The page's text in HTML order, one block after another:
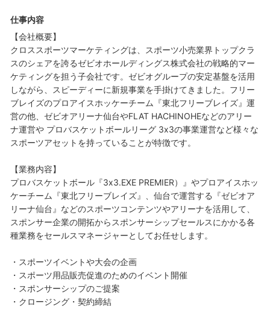
仕事内容
【会社概要】
クロススポーツマーケティングは、スポーツ小売業界トップクラ
スのシェアを誇るゼビオホールディングス株式会社の戦略的マー
ケティングを担う子会社です。ゼビオグループの安定基盤を活用
しながら、スピーディーに新規事業を手掛けてきました。フリー
ブレイズのプロアイスホッケーチーム『東北フリーブレイズ』運
営の他、ゼビオアリーナ仙台やFLAT HACHINOHEなどのアリー
ナ運営や プロバスケットボールリーグ 3x3の事業運営など様々な
スポーツアセットを持っていることが特徴です。
【業務内容】
プロバスケットボール『3x3.EXE PREMIER）』やプロアイスホッ
ケーチーム『東北フリーブレイズ』、仙台で運営する『ゼビオア
リーナ仙台』などのスポーツコンテンツやアリーナを活用して、
スポンサー企業の開拓からスポンサーシップセールスにかかる各
種業務をセールスマネージャーとしてお任せします。
・スポーツイベントや大会の企画
・スポーツ用品販売促進のためのイベント開催
・スポンサーシップのご提案
・クロージング・契約締結